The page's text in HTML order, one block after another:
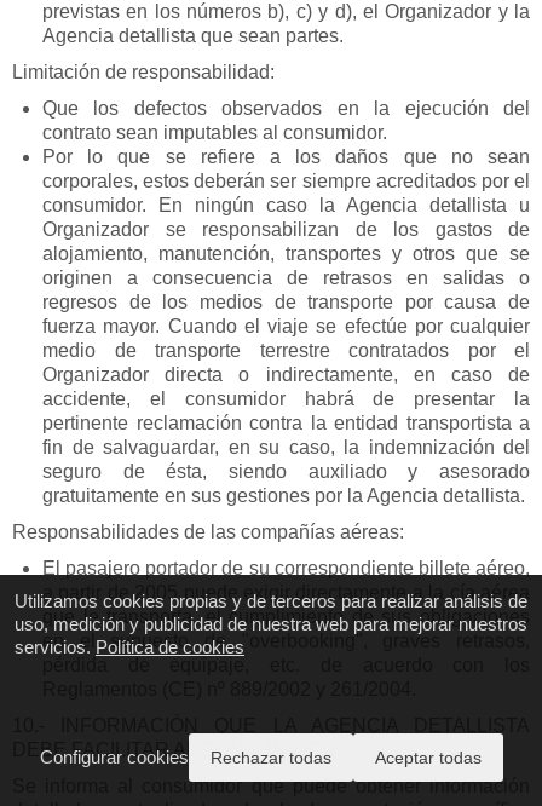
Utilizamos cookies propias y de terceros para realizar análisis de
uso, medición y publicidad de nuestra web para mejorar nuestros
servicios. Política de cookies
Configurar cookies Rechazar todas Aceptar todas
previstas en los números b), c) y d), el Organizador y la
Agencia detallista que sean partes.
Limitación de responsabilidad:
Que los defectos observados en la ejecución del
contrato sean imputables al consumidor.
Por lo que se refiere a los daños que no sean
corporales, estos deberán ser siempre acreditados por el
consumidor. En ningún caso la Agencia detallista u
Organizador se responsabilizan de los gastos de
alojamiento, manutención, transportes y otros que se
originen a consecuencia de retrasos en salidas o
regresos de los medios de transporte por causa de
fuerza mayor. Cuando el viaje se efectúe por cualquier
medio de transporte terrestre contratados por el
Organizador directa o indirectamente, en caso de
accidente, el consumidor habrá de presentar la
pertinente reclamación contra la entidad transportista a
fin de salvaguardar, en su caso, la indemnización del
seguro de ésta, siendo auxiliado y asesorado
gratuitamente en sus gestiones por la Agencia detallista.
Responsabilidades de las compañías aéreas:
El pasajero portador de su correspondiente billete aéreo,
a partir de 2005 puede exigir directamente a la cía aérea
que le transporta, el cumplimiento de sus obligaciones
en el supuesto de "overbooking", graves retrasos,
DEBE FACILITAR AL CONSUMIDOR.
Se informa al consumidor que puede obtener información